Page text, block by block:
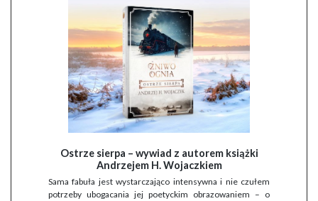
Ostrze sierpa – wywiad z autorem książki
Andrzejem H. Wojaczkiem
Sama fabuła jest wystarczająco intensywna i nie czułem
potrzeby ubogacania jej poetyckim obrazowaniem – o